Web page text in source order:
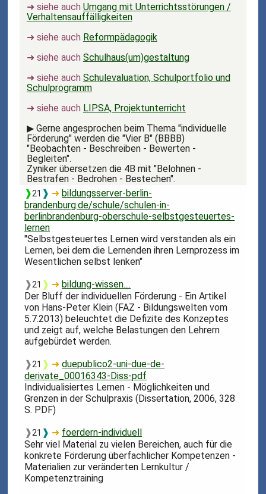
➜ siehe auch Umgang mit Unterrichtsstörungen /
Verhaltensauffälligkeiten
➜ siehe auch Reformpädagogik
➜ siehe auch Schulhaus(um)gestaltung
➜ siehe auch Schulevaluation, Schulportfolio und
Schulprogramm
➜ siehe auch LIPSA, Projektunterricht
▶Gerne angesprochen beim Thema "individuelle
Förderung" werden die "Vier B" (BBBB)
"Beobachten - Beschreiben - Bewerten -
Begleiten".
Zyniker übersetzen die 4B mit "Belohnen -
Bestrafen - Bedrohen - Bestechen".
❱21 ❱ ➜bildungsserver-berlin-
brandenburg.de/schule/schulen-in-
berlinbrandenburg-oberschule-selbstgesteuertes-
lernen
"Selbstgesteuertes Lernen wird verstanden als ein
Lernen, bei dem die Lernenden ihren Lernprozess im
Wesentlichen selbst lenken"
❱21 ❱ ➜bildung-wissen....
Der Bluff der individuellen Förderung - Ein Artikel
von Hans-Peter Klein (FAZ - Bildungswelten vom
5.7.2013) beleuchtet die Defizite des Konzeptes
und zeigt auf, welche Belastungen den Lehrern
aufgebürdet werden.
❱21 ❱ ➜duepublico2-uni-due-de-
derivate_00016343-Diss-pdf
Individualisiertes Lernen - Möglichkeiten und
Grenzen in der Schulpraxis (Dissertation, 2006, 328
S. PDF)
❱21 ❱ ➜ foerdern-individuell
Sehr viel Material zu vielen Bereichen, auch für die
konkrete Förderung überfachlicher Kompetenzen -
Materialien zur veränderten Lernkultur /
Kompetenztraining